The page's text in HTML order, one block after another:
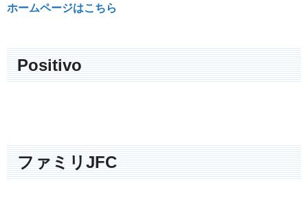
ホームページはこちら
Positivo
ファミリJFC